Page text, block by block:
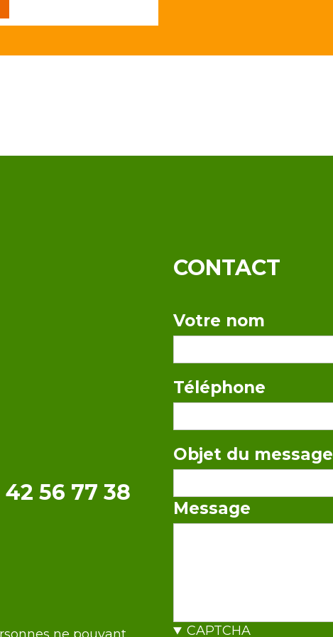
42 56 77 38
CONTACT
Votre nom
Téléphone
Objet du message
Message
CAPTCHA